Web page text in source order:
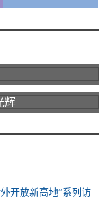
辉
开放新高地”系列访